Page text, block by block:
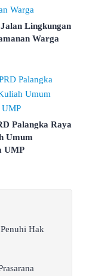
Lingkungan
Warga
Palangka Raya
Umum
UMP
Hak